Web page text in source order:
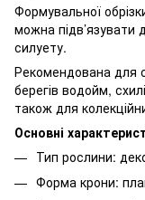
Формувальної
можна підв’язувати
силуету.
Рекомендована для
берегів водойм,
також для
Основні
Тип рослини:
Форма крони: